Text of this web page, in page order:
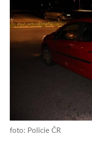
foto: Policie ČR